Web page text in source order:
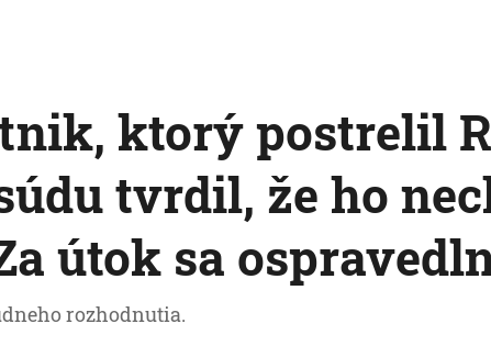
ktorý postrelil
tvrdil, že ho
útok sa
rozhodnutia.